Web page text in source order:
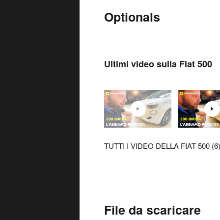
Optionals
Ultimi video sulla Fiat 500
TUTTI I VIDEO DELLA FIAT 500 (6)
File da scaricare